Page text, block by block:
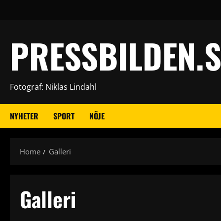
Fotograf: Niklas Lindahl
NYHETER SPORT NÖJE
Home Galleri
Galleri